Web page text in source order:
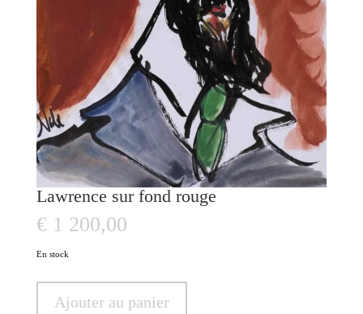
Lawrence sur fond rouge
€1 200,00
En stock
Ajouter au panier